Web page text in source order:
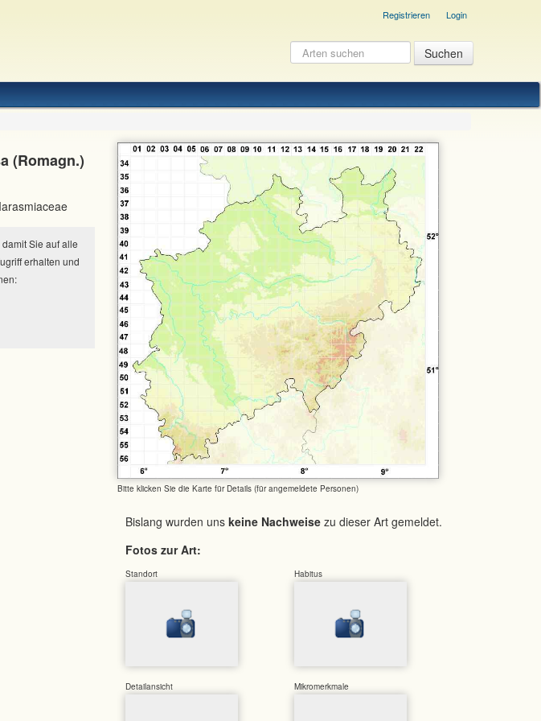
Registrieren Login
Bitte klicken Sie die Karte für Details (für angemeldete Personen)
Bislang wurden uns keine Nachweise zu dieser Art gemeldet.
Fotos zur Art:
Standort Habitus
Detailansicht Mikromerkmale
(Romagn.)
Sie auf alle
erhalten und